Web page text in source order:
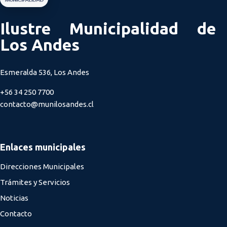
Ilustre Municipalidad de
Los Andes
Esmeralda 536, Los Andes
+56 34 250 7700
contacto@munilosandes.cl
Enlaces municipales
Direcciones Municipales
Trámites y Servicios
Noticias
Contacto